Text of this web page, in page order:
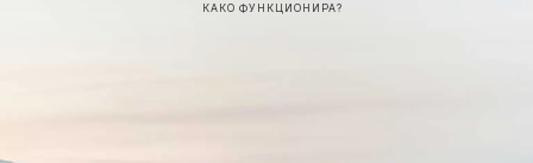
КАКО ФУНКЦИОНИРА?